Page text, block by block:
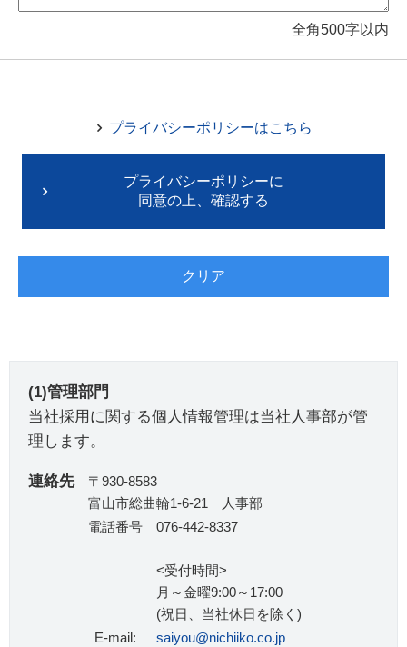
全角500字以内
プライバシーポリシーはこちら
プライバシーポリシーに
同意の上、確認する
クリア
(1)管理部門
当社採用に関する個人情報管理は当社人事部が管
理します。
連絡先
〒930-8583
富山市総曲輪1-6-21 人事部
電話番号
076-442-8337
<受付時間>
月～金曜9:00～17:00
(祝日、当社休日を除く)
E-mail:
saiyou@nichiiko.co.jp